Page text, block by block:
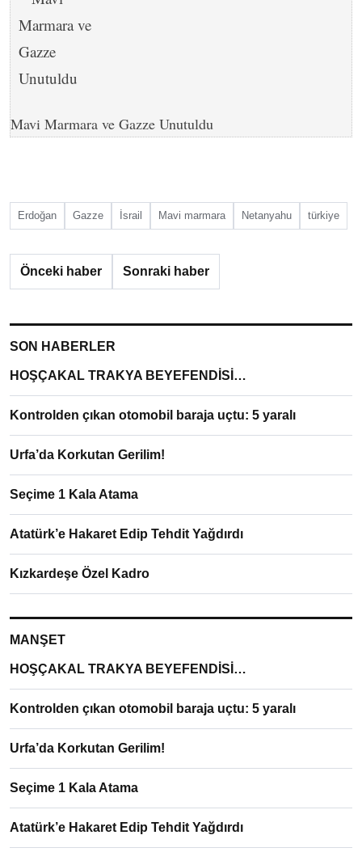
Mavi Marmara ve Gazze Unutuldu
Erdoğan Gazze İsrail Mavi marmara Netanyahu türkiye
Önceki haber Sonraki haber
SON HABERLER
HOŞÇAKAL TRAKYA BEYEFENDİSİ…
Kontrolden çıkan otomobil baraja uçtu: 5 yaralı
Urfa’da Korkutan Gerilim!
Seçime 1 Kala Atama
Atatürk’e Hakaret Edip Tehdit Yağdırdı
Kızkardeşe Özel Kadro
MANŞET
HOŞÇAKAL TRAKYA BEYEFENDİSİ…
Kontrolden çıkan otomobil baraja uçtu: 5 yaralı
Urfa’da Korkutan Gerilim!
Seçime 1 Kala Atama
Atatürk’e Hakaret Edip Tehdit Yağdırdı